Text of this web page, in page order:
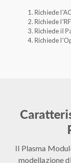
Richiede
Richiede
Richiede il
Richiede
Il Plasma
modellazione